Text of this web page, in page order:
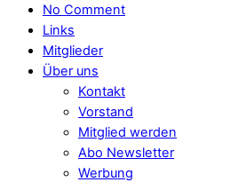
No Comment
Links
Mitglieder
Über uns
Kontakt
Vorstand
Mitglied werden
Abo Newsletter
Werbung